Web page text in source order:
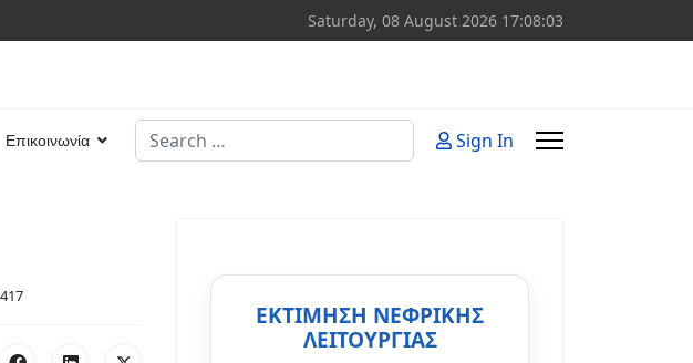
Saturday, 08 August 2026 17:08:04
Επικοινωνία
Search
Sign In
ΕΚΤΙΜΗΣΗ ΝΕΦΡΙΚΗΣ
ΛΕΙΤΟΥΡΓΙΑΣ